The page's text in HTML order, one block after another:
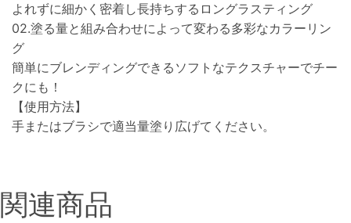
よれずに細かく密着し長持ちするロングラスティング
02.塗る量と組み合わせによって変わる多彩なカラーリン
グ
簡単にブレンディングできるソフトなテクスチャーでチー
クにも！
【使用方法】
手またはブラシで適当量塗り広げてください。
関連商品